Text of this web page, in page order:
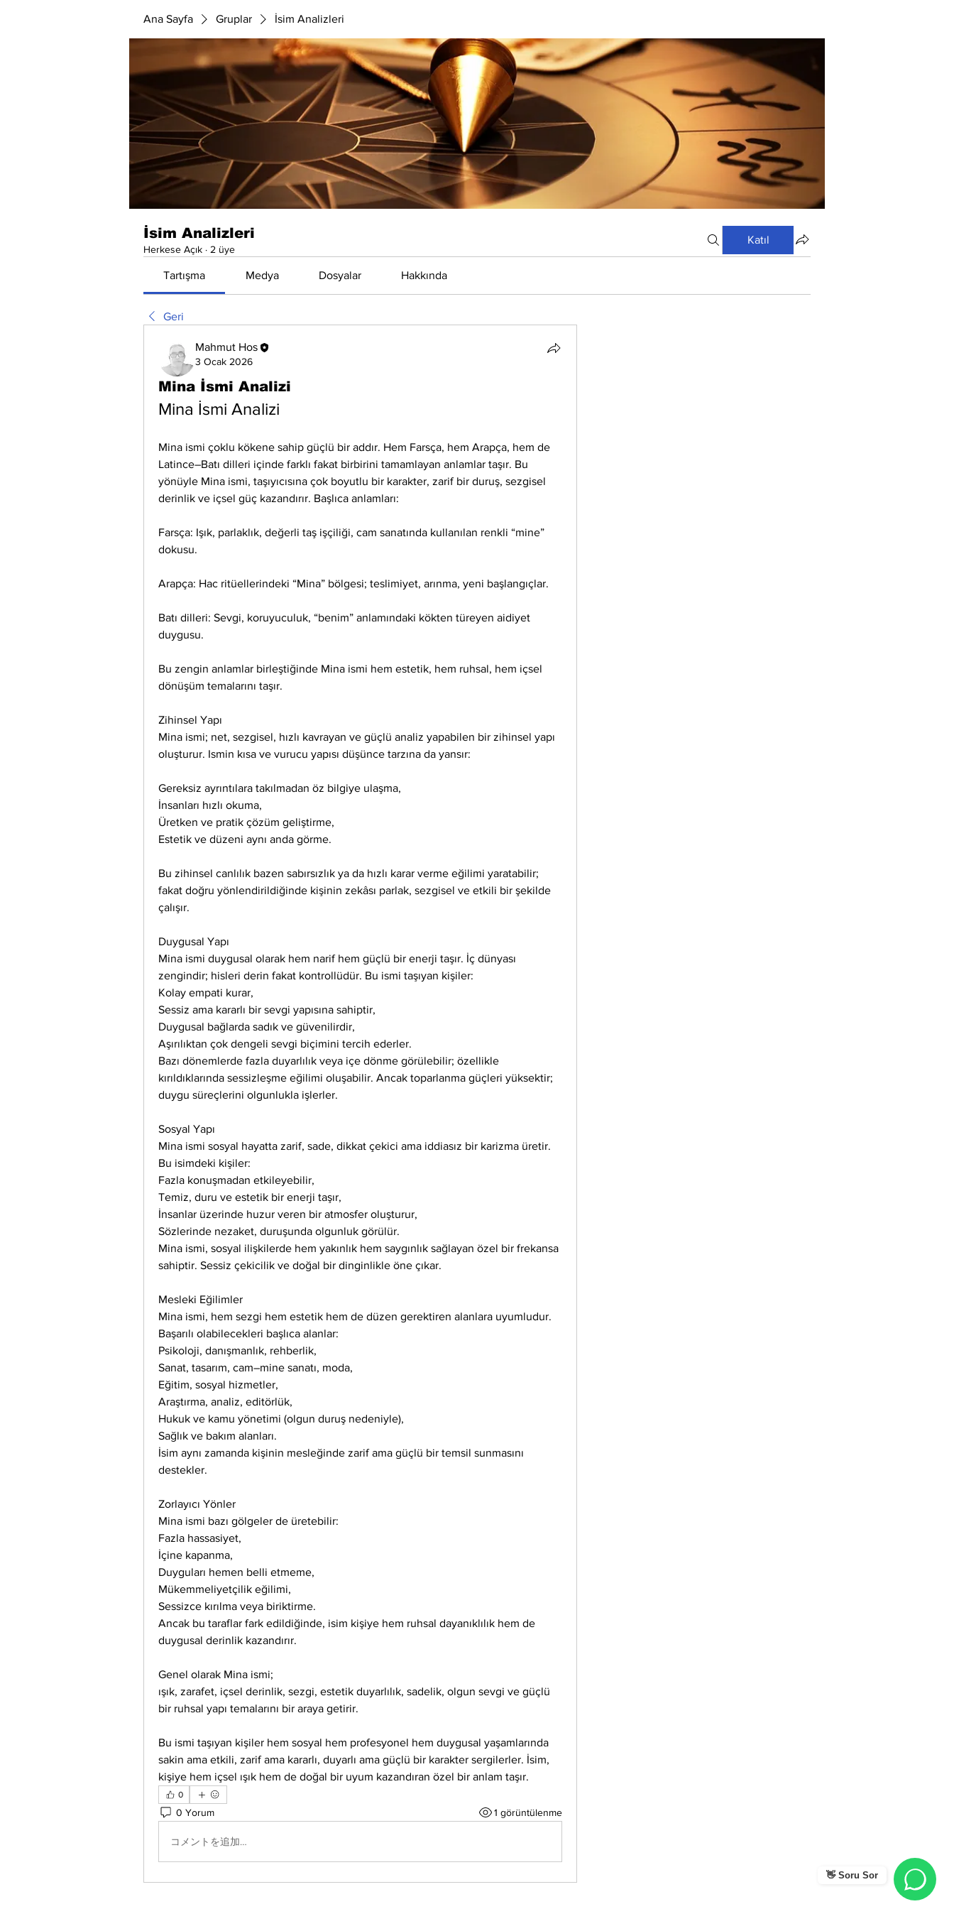
👋 Soru Sor
Ana Sayfa Gruplar İsim Analizleri
İsim Analizleri
Herkese Açık · 2 üye
Katıl
Tartışma Medya Dosyalar Hakkında
Geri
Mahmut Hos
3 Ocak 2026
Mina İsmi Analizi
Mina İsmi Analizi
Mina ismi çoklu kökene sahip güçlü bir addır. Hem Farsça, hem Arapça, hem de
Latince–Batı dilleri içinde farklı fakat birbirini tamamlayan anlamlar taşır. Bu
yönüyle Mina ismi, taşıyıcısına çok boyutlu bir karakter, zarif bir duruş, sezgisel
derinlik ve içsel güç kazandırır. Başlıca anlamları:
Farsça: Işık, parlaklık, değerli taş işçiliği, cam sanatında kullanılan renkli “mine”
dokusu.
Arapça: Hac ritüellerindeki “Mina” bölgesi; teslimiyet, arınma, yeni başlangıçlar.
Batı dilleri: Sevgi, koruyuculuk, “benim” anlamındaki kökten türeyen aidiyet
duygusu.
Bu zengin anlamlar birleştiğinde Mina ismi hem estetik, hem ruhsal, hem içsel
dönüşüm temalarını taşır.
Zihinsel Yapı
Mina ismi; net, sezgisel, hızlı kavrayan ve güçlü analiz yapabilen bir zihinsel yapı
oluşturur. Ismin kısa ve vurucu yapısı düşünce tarzına da yansır:
Gereksiz ayrıntılara takılmadan öz bilgiye ulaşma,
İnsanları hızlı okuma,
Üretken ve pratik çözüm geliştirme,
Estetik ve düzeni aynı anda görme.
Bu zihinsel canlılık bazen sabırsızlık ya da hızlı karar verme eğilimi yaratabilir;
fakat doğru yönlendirildiğinde kişinin zekâsı parlak, sezgisel ve etkili bir şekilde
çalışır.
Duygusal Yapı
Mina ismi duygusal olarak hem narif hem güçlü bir enerji taşır. İç dünyası
zengindir; hisleri derin fakat kontrollüdür. Bu ismi taşıyan kişiler:
Kolay empati kurar,
Sessiz ama kararlı bir sevgi yapısına sahiptir,
Duygusal bağlarda sadık ve güvenilirdir,
Aşırılıktan çok dengeli sevgi biçimini tercih ederler.
Bazı dönemlerde fazla duyarlılık veya içe dönme görülebilir; özellikle
kırıldıklarında sessizleşme eğilimi oluşabilir. Ancak toparlanma güçleri yüksektir;
duygu süreçlerini olgunlukla işlerler.
Sosyal Yapı
Mina ismi sosyal hayatta zarif, sade, dikkat çekici ama iddiasız bir karizma üretir.
Bu isimdeki kişiler:
Fazla konuşmadan etkileyebilir,
Temiz, duru ve estetik bir enerji taşır,
İnsanlar üzerinde huzur veren bir atmosfer oluşturur,
Sözlerinde nezaket, duruşunda olgunluk görülür.
Mina ismi, sosyal ilişkilerde hem yakınlık hem saygınlık sağlayan özel bir frekansa
sahiptir. Sessiz çekicilik ve doğal bir dinginlikle öne çıkar.
Mesleki Eğilimler
Mina ismi, hem sezgi hem estetik hem de düzen gerektiren alanlara uyumludur.
Başarılı olabilecekleri başlıca alanlar:
Psikoloji, danışmanlık, rehberlik,
Sanat, tasarım, cam–mine sanatı, moda,
Eğitim, sosyal hizmetler,
Araştırma, analiz, editörlük,
Hukuk ve kamu yönetimi (olgun duruş nedeniyle),
Sağlık ve bakım alanları.
İsim aynı zamanda kişinin mesleğinde zarif ama güçlü bir temsil sunmasını
destekler.
Zorlayıcı Yönler
Mina ismi bazı gölgeler de üretebilir:
Fazla hassasiyet,
İçine kapanma,
Duyguları hemen belli etmeme,
Mükemmeliyetçilik eğilimi,
Sessizce kırılma veya biriktirme.
Ancak bu taraflar fark edildiğinde, isim kişiye hem ruhsal dayanıklılık hem de
duygusal derinlik kazandırır.
Genel olarak Mina ismi;
ışık, zarafet, içsel derinlik, sezgi, estetik duyarlılık, sadelik, olgun sevgi ve güçlü
bir ruhsal yapı temalarını bir araya getirir.
Bu ismi taşıyan kişiler hem sosyal hem profesyonel hem duygusal yaşamlarında
sakin ama etkili, zarif ama kararlı, duyarlı ama güçlü bir karakter sergilerler. İsim,
kişiye hem içsel ışık hem de doğal bir uyum kazandıran özel bir anlam taşır.
0
0 Yorum 1 görüntülenme
コメントを追加…